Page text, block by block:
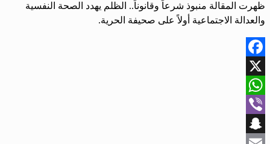
ظهرت المقالة منبوذ شرعاً وقانوناً.. الظلم يهدد الصحة النفسية
والعدالة الاجتماعية أولاً على صحيفة الحرية.
Facebook
X
WhatsApp
Viber